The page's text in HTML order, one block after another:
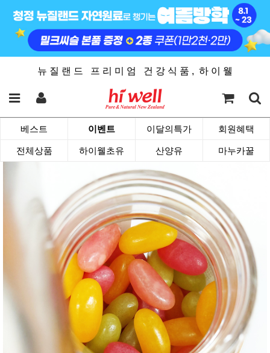
뉴 질 랜 드 프 리 미 엄 건 강 식 품 , 하 이 웰
베스트 이벤트 이달의특가 회원혜택
전체상품 하이웰초유 산양유 마누카꿀